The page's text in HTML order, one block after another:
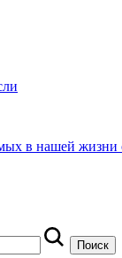
в нашей жизни